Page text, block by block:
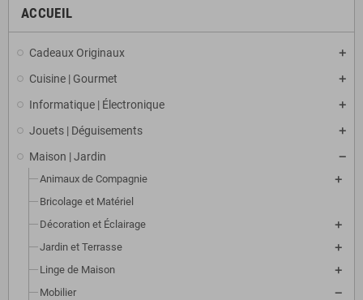
ACCUEIL
Cadeaux Originaux
Cuisine | Gourmet
Informatique | Électronique
Jouets | Déguisements
Maison | Jardin
Animaux de Compagnie
Bricolage et Matériel
Décoration et Éclairage
Jardin et Terrasse
Linge de Maison
Mobilier